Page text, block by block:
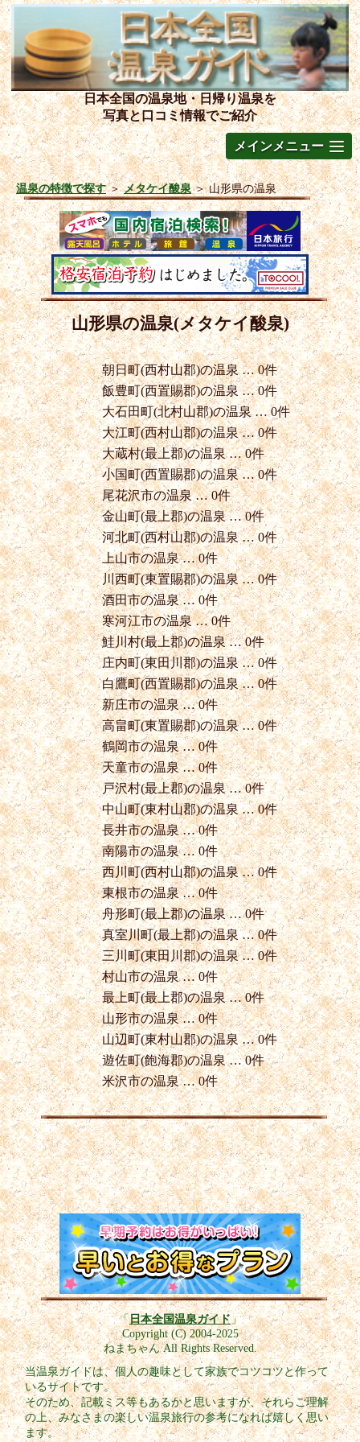
日本全国の温泉地・日帰り温泉を
写真と口コミ情報でご紹介
メインメニュー
温泉の特徴で探す＞メタケイ酸泉＞山形県の温泉
山形県の温泉(メタケイ酸泉)
朝日町(西村山郡)の温泉 … 0件
飯豊町(西置賜郡)の温泉 … 0件
大石田町(北村山郡)の温泉 … 0件
大江町(西村山郡)の温泉 … 0件
大蔵村(最上郡)の温泉 … 0件
小国町(西置賜郡)の温泉 … 0件
尾花沢市の温泉 … 0件
金山町(最上郡)の温泉 … 0件
河北町(西村山郡)の温泉 … 0件
上山市の温泉 … 0件
川西町(東置賜郡)の温泉 … 0件
酒田市の温泉 … 0件
寒河江市の温泉 … 0件
鮭川村(最上郡)の温泉 … 0件
庄内町(東田川郡)の温泉 … 0件
白鷹町(西置賜郡)の温泉 … 0件
新庄市の温泉 … 0件
高畠町(東置賜郡)の温泉 … 0件
鶴岡市の温泉 … 0件
天童市の温泉 … 0件
戸沢村(最上郡)の温泉 … 0件
中山町(東村山郡)の温泉 … 0件
長井市の温泉 … 0件
南陽市の温泉 … 0件
西川町(西村山郡)の温泉 … 0件
東根市の温泉 … 0件
舟形町(最上郡)の温泉 … 0件
真室川町(最上郡)の温泉 … 0件
三川町(東田川郡)の温泉 … 0件
村山市の温泉 … 0件
最上町(最上郡)の温泉 … 0件
山形市の温泉 … 0件
山辺町(東村山郡)の温泉 … 0件
遊佐町(飽海郡)の温泉 … 0件
米沢市の温泉 … 0件
「日本全国温泉ガイド」
Copyright (C) 2004-2025
ねまちゃん All Rights Reserved.
当温泉ガイドは、個人の趣味として家族でコツコツと作って
いるサイトです。
そのため、記載ミス等もあるかと思いますが、それらご理解
の上、みなさまの楽しい温泉旅行の参考になれば嬉しく思い
ます。